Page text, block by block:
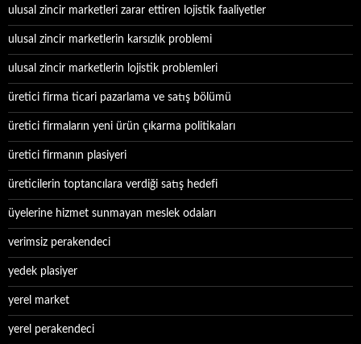
ulusal zincir marketleri zarar ettiren lojistik faaliyetler
ulusal zincir marketlerin karsızlık problemi
ulusal zincir marketlerin lojistik problemleri
üretici firma ticari pazarlama ve satış bölümü
üretici firmaların yeni ürün çıkarma politikaları
üretici firmanın plasiyeri
üreticilerin toptancılara verdiği satış hedefi
üyelerine hizmet sunmayan meslek odaları
verimsiz perakendeci
yedek plasiyer
yerel market
yerel perakendeci